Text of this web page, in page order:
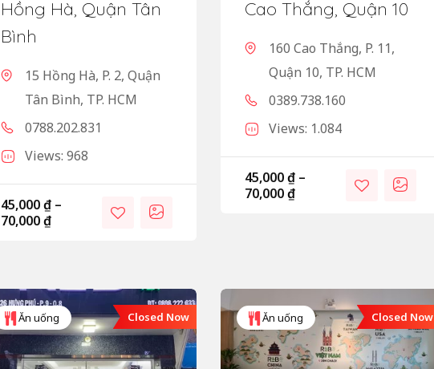
Hồng Hà, Quận Tân
Bình
15 Hồng Hà, P. 2, Quận
Tân Bình, TP. HCM
0788.202.831
Views: 968
45,000₫ –
70,000₫
Cao Thắng, Quận 10
160 Cao Thắng, P. 11,
Quận 10, TP. HCM
0389.738.160
Views: 1.084
45,000₫ –
70,000₫
Ăn uống Closed Now Ăn uống Closed Now